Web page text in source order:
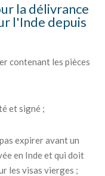
la délivrance
l'Inde depuis
contenant les pièces
et signé ;
expirer avant un
en Inde et qui doit
les visas vierges ;